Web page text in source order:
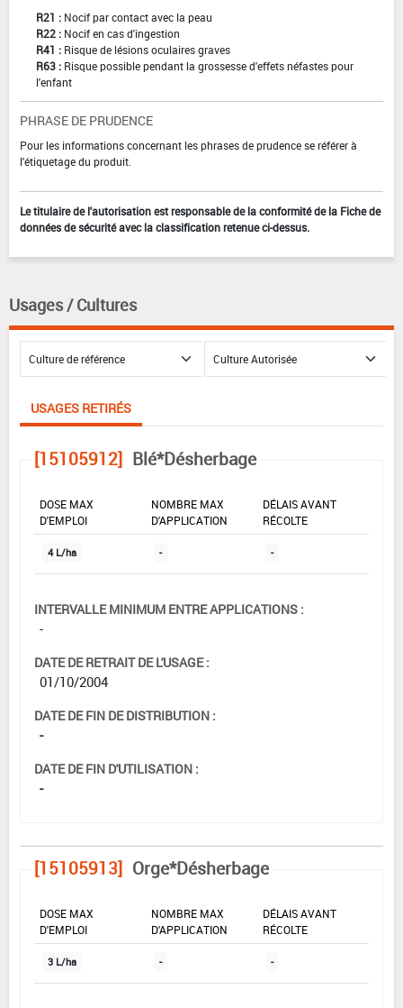
R21 : Nocif par contact avec la peau
R22 : Nocif en cas d'ingestion
R41 : Risque de lésions oculaires graves
R63 : Risque possible pendant la grossesse d'effets néfastes pour
l'enfant
PHRASE DE PRUDENCE
Pour les informations concernant les phrases de prudence se référer à
l'étiquetage du produit.
Le titulaire de l'autorisation est responsable de la conformité de la Fiche de
données de sécurité avec la classification retenue ci-dessus.
Usages / Cultures
USAGES RETIRÉS
[15105912] Blé*Désherbage
DOSE MAX
D'EMPLOI
NOMBRE MAX
D'APPLICATION
DÉLAIS AVANT
RÉCOLTE
4 L/ha - -
INTERVALLE MINIMUM ENTRE APPLICATIONS :
-
DATE DE RETRAIT DE L'USAGE :
01/10/2004
DATE DE FIN DE DISTRIBUTION :
-
DATE DE FIN D'UTILISATION :
-
[15105913] Orge*Désherbage
DOSE MAX
D'EMPLOI
NOMBRE MAX
D'APPLICATION
DÉLAIS AVANT
RÉCOLTE
3 L/ha - -